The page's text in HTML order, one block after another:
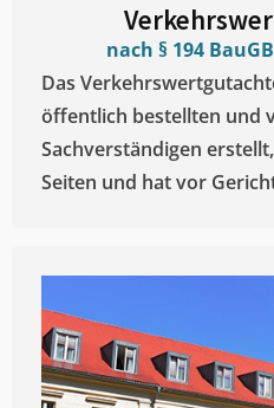
nach § 194
Das
öffentlich bestellten und
Sachverständigen
Seiten und hat vor